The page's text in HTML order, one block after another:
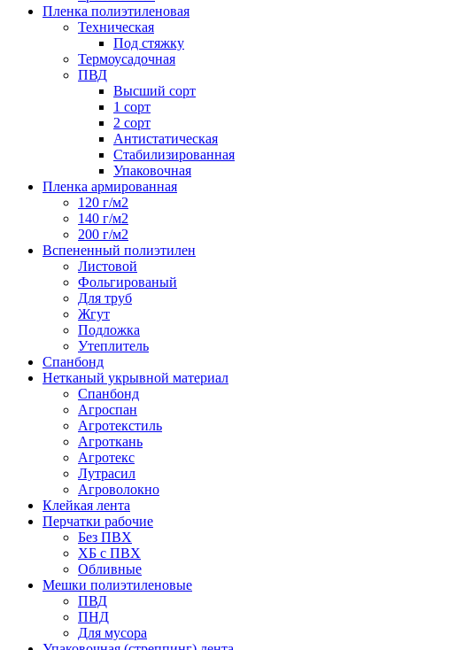
Пленка полиэтиленовая
Техническая
Под стяжку
Термоусадочная
ПВД
Высший сорт
1 сорт
2 сорт
Антистатическая
Стабилизированная
Упаковочная
Пленка армированная
120 г/м2
140 г/м2
200 г/м2
Вспененный полиэтилен
Листовой
Фольгированый
Для труб
Жгут
Подложка
Утеплитель
Спанбонд
Нетканый укрывной материал
Спанбонд
Агроспан
Агротекстиль
Агроткань
Агротекс
Лутрасил
Агроволокно
Клейкая лента
Перчатки рабочие
Без ПВХ
ХБ с ПВХ
Обливные
Мешки полиэтиленовые
ПВД
ПНД
Для мусора